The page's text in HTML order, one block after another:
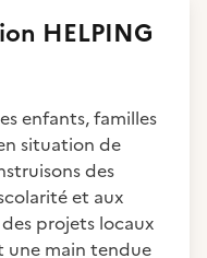
HELPING
enfants, familles
situation de
des
et aux
projets locaux
une main tendue